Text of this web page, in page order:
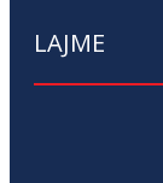
LAJME